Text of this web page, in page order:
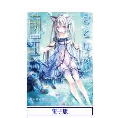
電子版